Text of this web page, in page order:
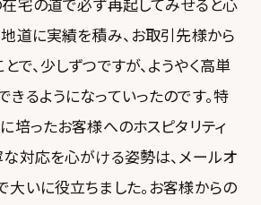
道に実績を積み、お取引先様から
で、少しずつですが、ようやく高単
るようになっていったのです。特
培ったお客様へのホスピタリティ
対応を心がける姿勢は、メールオ
大いに役立ちました。お客様からの